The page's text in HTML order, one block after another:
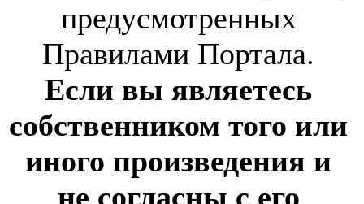
предусмотренных
Правилами Портала.
Если вы являетесь
собственником того или
иного произведения и
не согласны с его